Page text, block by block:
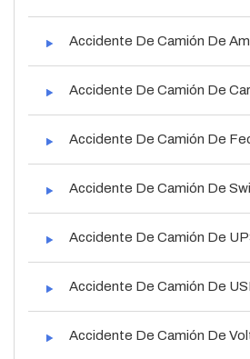
Accidente De Camión De
Accidente De Camión De
Accidente De Camión De
Accidente De Camión De
Accidente De Camión De
Accidente De Camión De
Accidente De Camión De